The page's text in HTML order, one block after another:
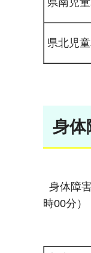
県北児
身体
身体障
時00分）